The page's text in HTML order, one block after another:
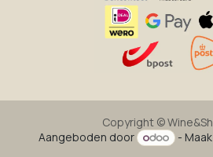
Copyright ©
Aangeboden door
-